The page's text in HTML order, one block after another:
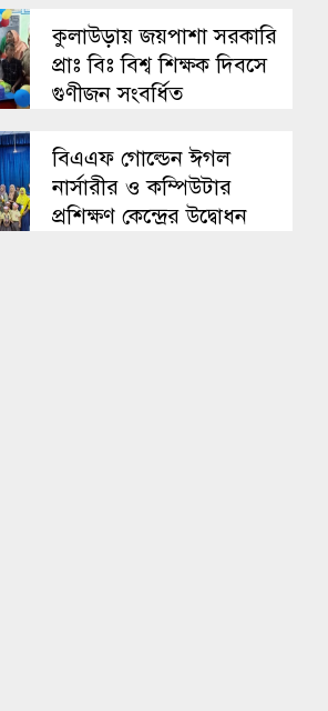
কুলাউড়ায় জয়পাশা সরকারি
প্রাঃ বিঃ বিশ্ব শিক্ষক দিবসে
গুণীজন সংবর্ধিত
বিএএফ গোল্ডেন ঈগল
নার্সারীর ও কম্পিউটার
প্রশিক্ষণ কেন্দ্রের উদ্বোধন